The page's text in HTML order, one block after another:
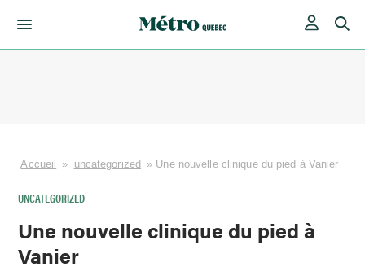
Accueil » uncategorized » Une nouvelle clinique du pied à Vanier
UNCATEGORIZED
Une nouvelle clinique du pied à
Vanier